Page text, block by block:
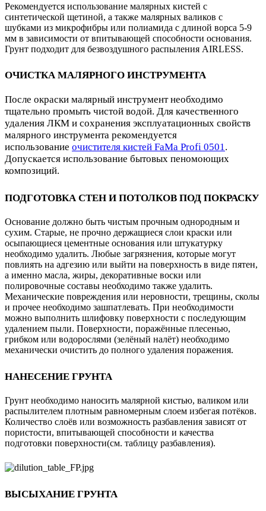
Рекомендуется использование малярных кистей с
синтетической щетиной, а также малярных валиков с
шубками из микрофибры или полиамида с длиной ворса 5-9
мм в зависимости от впитывающей способности основания.
Грунт подходит для безвоздушного распыления AIRLESS.
ОЧИСТКА МАЛЯРНОГО ИНСТРУМЕНТА
После окраски малярный инструмент необходимо
тщательно промыть чистой водой. Для качественного
удаления ЛКМ и сохранения эксплуатационных свойств
малярного инструмента рекомендуется
использование очистителя кистей FaMa Profi 0501.
Допускается использование бытовых пеномоющих
композиций.
ПОДГОТОВКА СТЕН И ПОТОЛКОВ ПОД ПОКРАСКУ
Основание должно быть чистым прочным однородным и
сухим. Старые, не прочно держащиеся слои краски или
осыпающиеся цементные основания или штукатурку
необходимо удалить. Любые загрязнения, которые могут
повлиять на адгезию или выйти на поверхность в виде пятен,
а именно масла, жиры, декоративные воски или
полировочные составы необходимо также удалить.
Механические повреждения или неровности, трещины, сколы
и прочее необходимо зашпатлевать. При необходимости
можно выполнить шлифовку поверхности с последующим
удалением пыли. Поверхности, поражённые плесенью,
грибком или водорослями (зелёный налёт) необходимо
механически очистить до полного удаления поражения.
НАНЕСЕНИЕ ГРУНТА
Грунт необходимо наносить малярной кистью, валиком или
распылителем плотным равномерным слоем избегая потёков.
Количество слоёв или возможность разбавления зависят от
пористости, впитывающей способности и качества
подготовки поверхности(см. таблицу разбавления).
ВЫСЫХАНИЕ ГРУНТА